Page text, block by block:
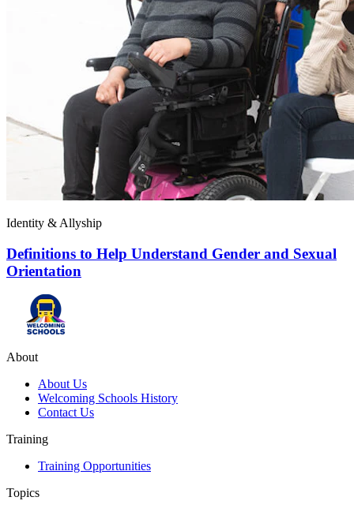
Identity & Allyship
Definitions to Help Understand Gender and Sexual
Orientation
About
About Us
Welcoming Schools History
Contact Us
Training
Training Opportunities
Topics